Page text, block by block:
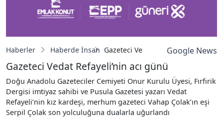
Haberler Haberde İnsan Gazeteci Vedat Refayeli’nin acı
Google News
Gazeteci Vedat Refayeli’nin acı günü
Doğu Anadolu Gazeteciler Cemiyeti Onur Kurulu Üyesi, Fırfırik
Dergisi imtiyaz sahibi ve Pusula Gazetesi yazarı Vedat
Refayeli’nin kız kardeşi, merhum gazeteci Vahap Çolak’ın eşi
Serpil Çolak son yolculuğuna dualarla uğurlandı